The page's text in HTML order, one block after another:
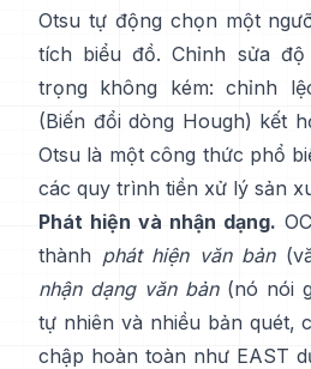
Otsu tự động chọn một
tích biểu đồ. Chỉnh sửa độ
trọng không kém: chỉnh
(Biến đổi dòng Hough) kết
Otsu là một công thức phổ
các quy trình tiền xử lý sản
Phát hiện và nhận dạng.
thành phát hiện văn bản
nhận dạng văn bản(nó nói
tự nhiên và nhiều bản quét,
chập hoàn toàn như EAST